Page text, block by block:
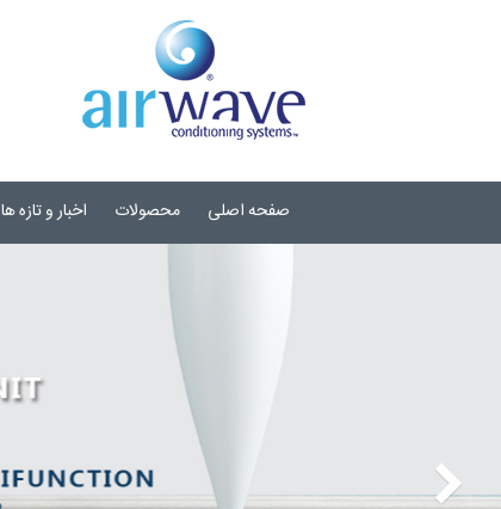
صفحه اصلی محصولات اخبار و تازه ها